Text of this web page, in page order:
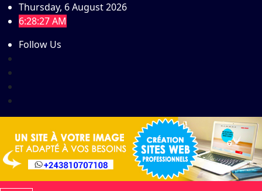
Skip
to
Thursday, 6 August 2026
6:28:28 AM
Follow Us